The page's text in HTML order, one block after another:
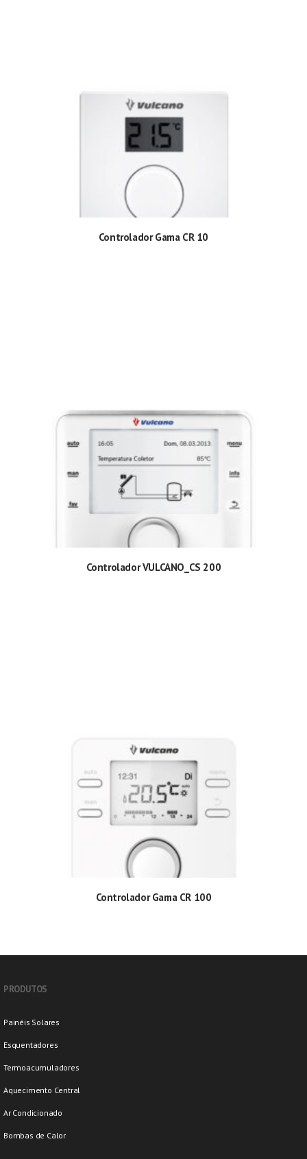
Controlador Gama CR 10
Controlador VULCANO_CS 200
Controlador Gama CR 100
PRODUTOS
Painéis Solares
Esquentadores
Termoacumuladores
Aquecimento Central
Ar Condicionado
Bombas de Calor